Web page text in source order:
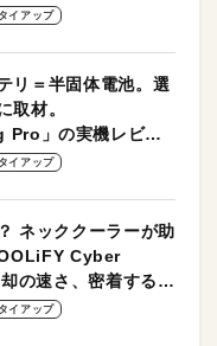
適！
タイアップ
リ＝半固体電池。選
取材。
」の実機レビュ
タイアップ
ネッククーラーが助
Cyber
の速さ、密着する冷
な操作性がグッド！
タイアップ